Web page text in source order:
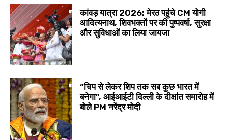
कांवड़ यात्रा 2026: मेरठ पहुंचे CM योगी
आदित्यनाथ, शिवभक्तों पर की पुष्पवर्षा, सुरक्षा
और सुविधाओं का लिया जायजा
“चिप से लेकर शिप तक सब कुछ भारत में
बनेगा”, आईआईटी दिल्ली के दीक्षांत समारोह में
बोले PM नरेंद्र मोदी